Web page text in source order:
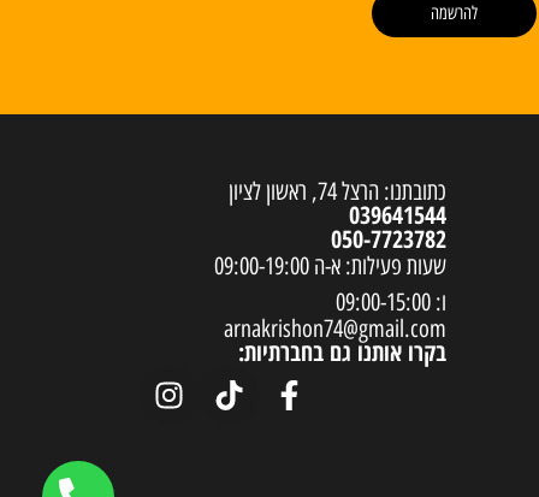
להרשמה
כתובתנו: הרצל 74, ראשון לציון
039641544
050-7723782
שעות פעילות: א-ה 09:00-19:00
ו: 09:00-15:00
arnakrishon74@gmail.com
בקרו אותנו גם בחברתיות: